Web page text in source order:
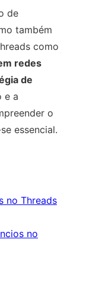
de
também
como
redes
de
e a
o
essencial.
no Threads
no